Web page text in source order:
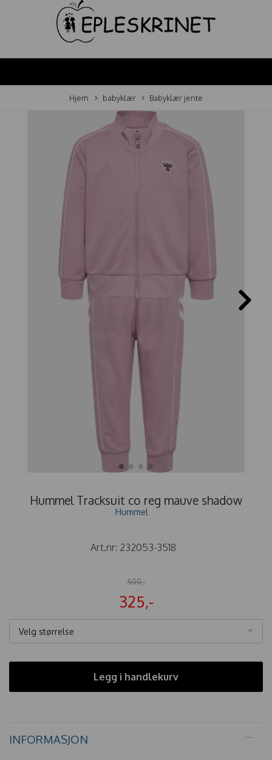
Hjem babyklær Babyklær jente
Hummel Tracksuit co reg mauve shadow
Hummel
Art.nr: 232053-3518
500,-
325,-
Velg størrelse
Legg i handlekurv
INFORMASJON